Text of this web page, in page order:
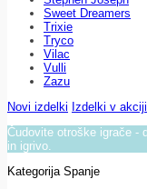
Sweet Dreamers
Trixie
Tryco
Vilac
Vulli
Zazu
Novi izdelki Izdelki v akciji
Čudovite otroške igrače -
in igrivo.
Kategorija Spanje